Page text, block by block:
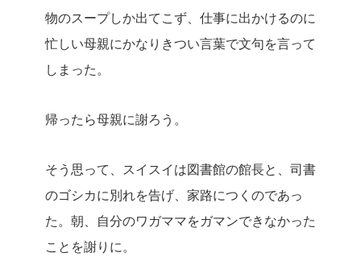
物のスープしか出てこず、仕事に出かけるのに
忙しい母親にかなりきつい言葉で文句を言って
しまった。
帰ったら母親に謝ろう。
そう思って、スイスイは図書館の館長と、司書
のゴシカに別れを告げ、家路につくのであっ
た。朝、自分のワガママをガマンできなかった
ことを謝りに。